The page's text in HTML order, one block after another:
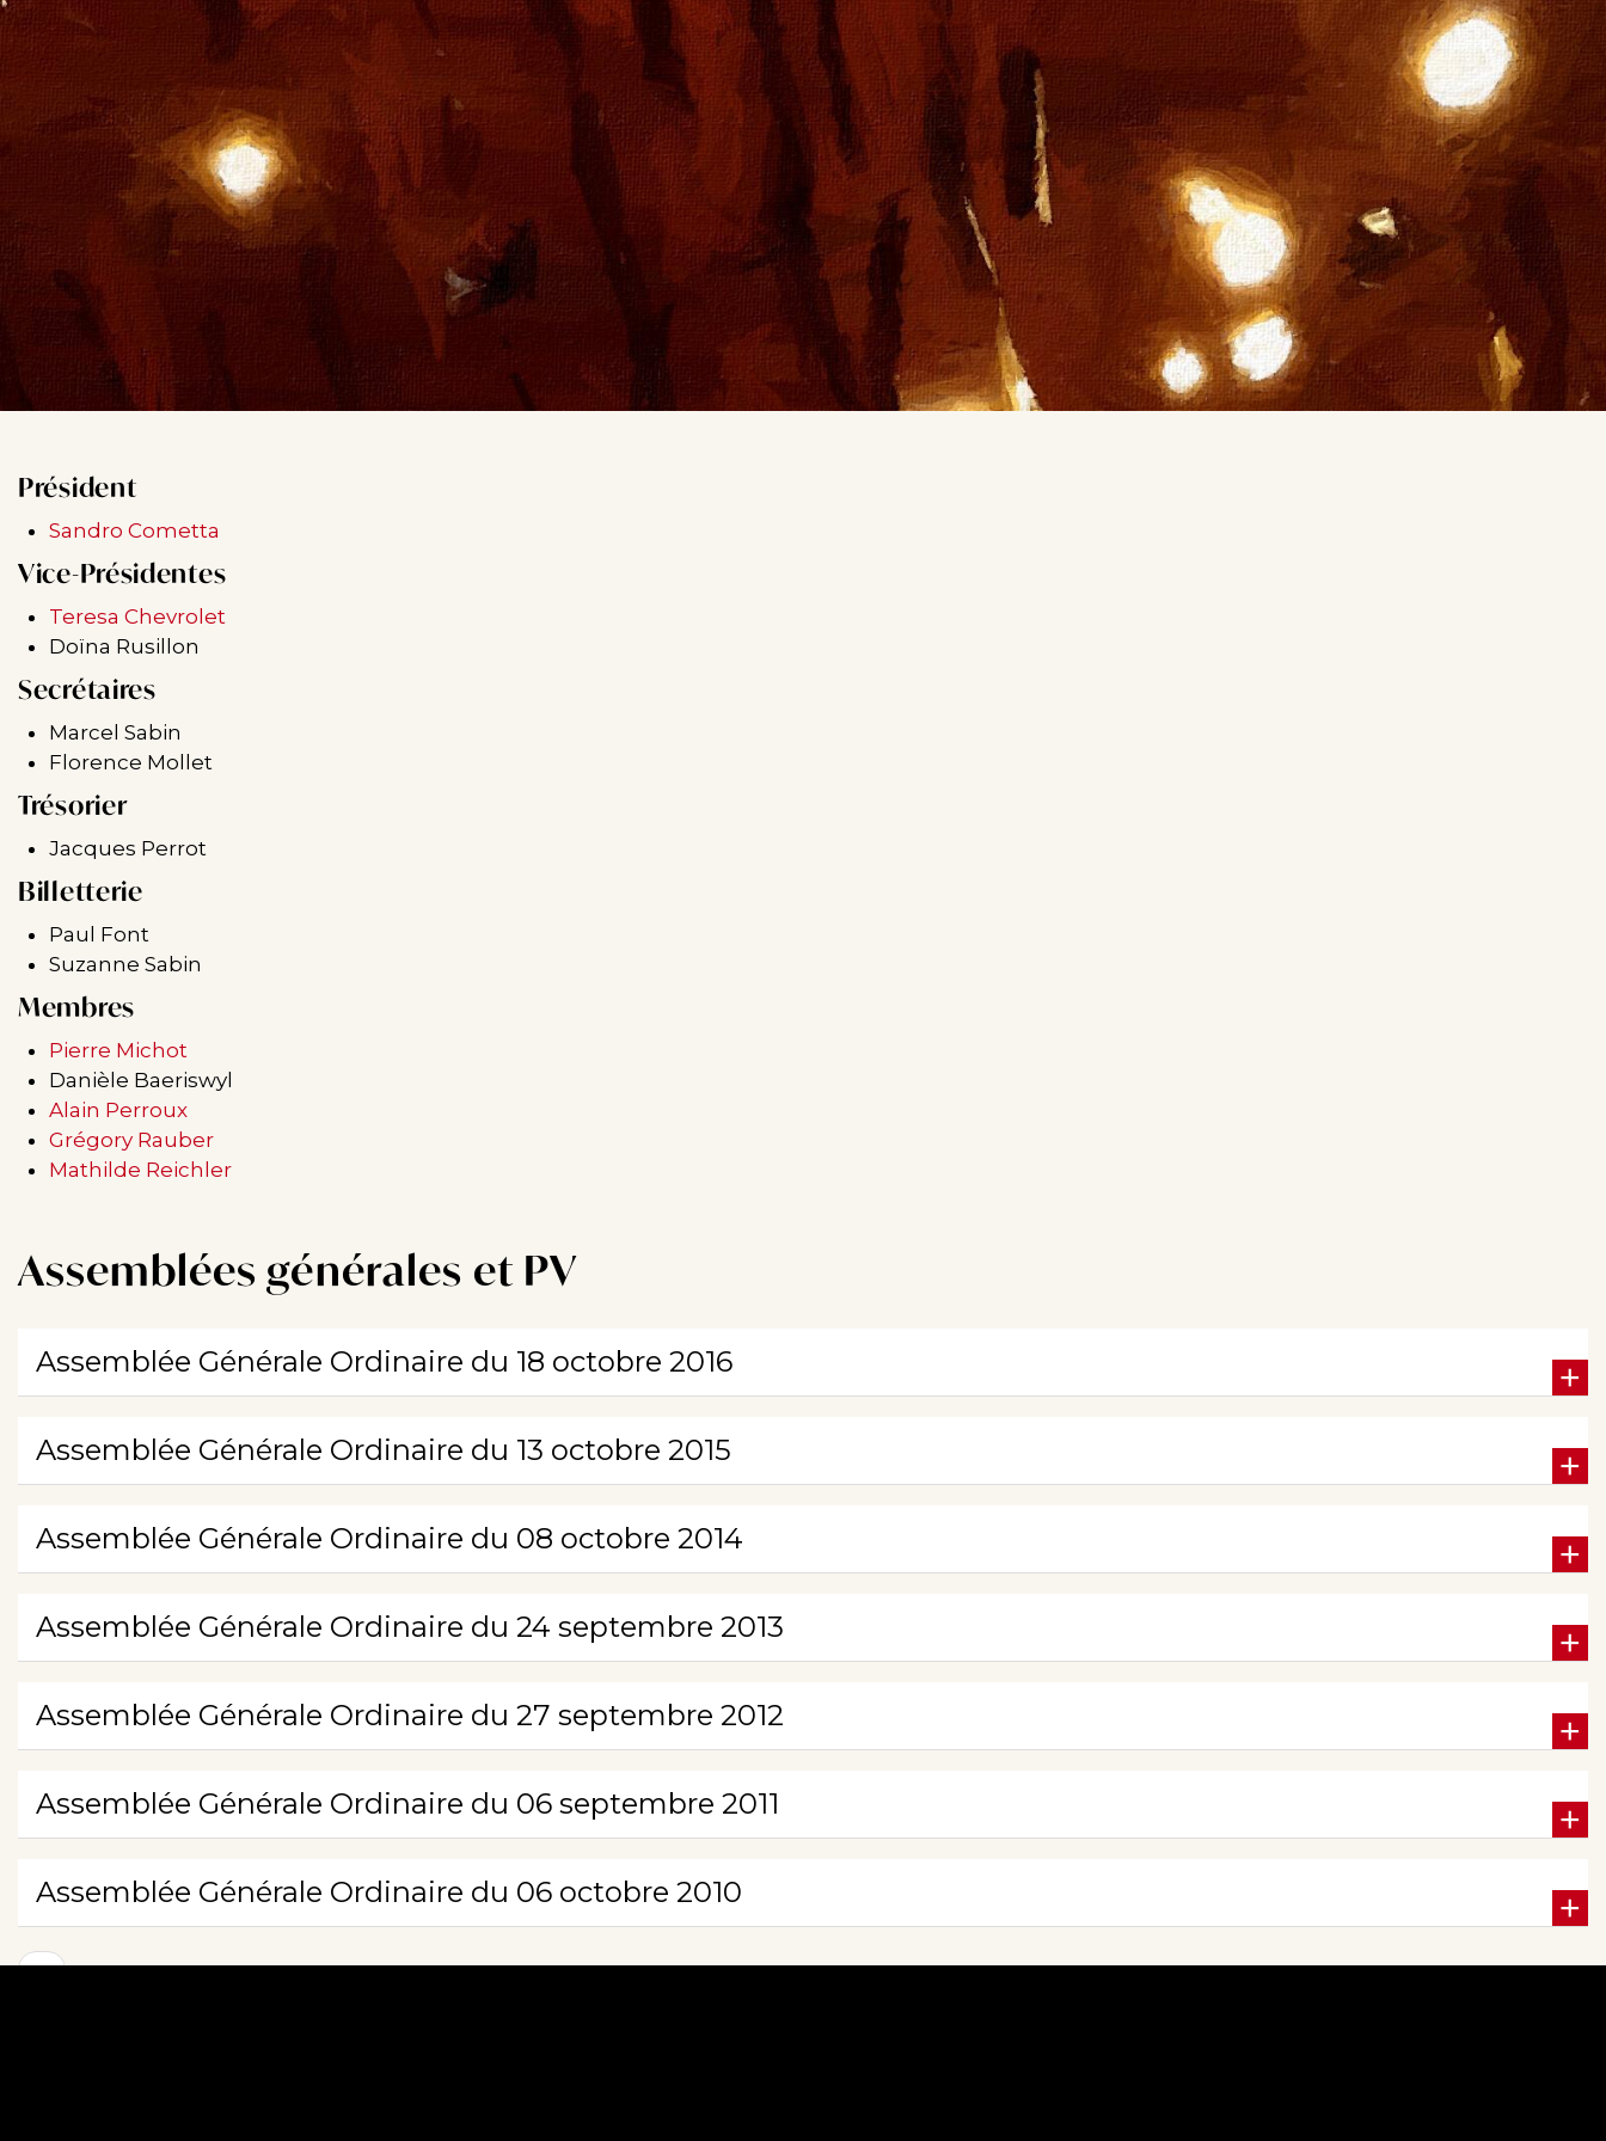
Président
Sandro Cometta
Vice-Présidentes
Teresa Chevrolet
Doïna Rusillon
Secrétaires
Marcel Sabin
Florence Mollet
Trésorier
Jacques Perrot
Billetterie
Paul Font
Suzanne Sabin
Membres
Pierre Michot
Danièle Baeriswyl
Alain Perroux
Grégory Rauber
Mathilde Reichler
Assemblées générales et PV
Assemblée Générale Ordinaire du 18 octobre 2016
Assemblée Générale Ordinaire du 13 octobre 2015
Assemblée Générale Ordinaire du 08 octobre 2014
Assemblée Générale Ordinaire du 24 septembre 2013
Assemblée Générale Ordinaire du 27 septembre 2012
Assemblée Générale Ordinaire du 06 septembre 2011
Assemblée Générale Ordinaire du 06 octobre 2010
Pagination
Page
‹‹